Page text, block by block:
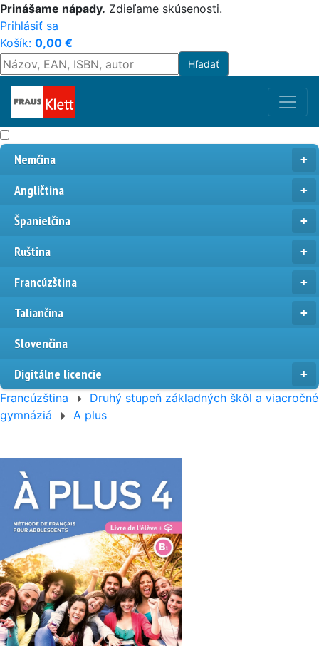
Prinášame nápady. Zdieľame skúsenosti.
Prihlásiť sa
Košík: 0,00 €
Nemčina
Angličtina
Španielčina
Ruština
Francúzština
Taliančina
Slovenčina
Digitálne licencie
Francúzština
Druhý stupeň základných škôl a viacročné
gymnáziá
A plus